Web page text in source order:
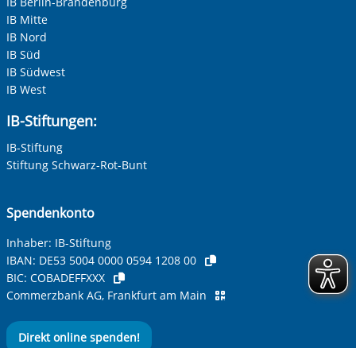
IB Mitte
IB Nord
IB Süd
IB Südwest
IB West
IB-Stiftungen:
IB-Stiftung
Stiftung Schwarz-Rot-Bunt
Spendenkonto
Inhaber: IB-Stiftung
IBAN: DE53 5004 0000 0594 1208 00
BIC: COBADEFFXXX
Commerzbank AG, Frankfurt am Main
Direkt online spenden!